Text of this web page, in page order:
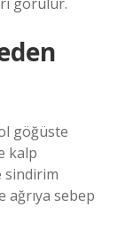
göğüste
kalp
sindirim
sebep